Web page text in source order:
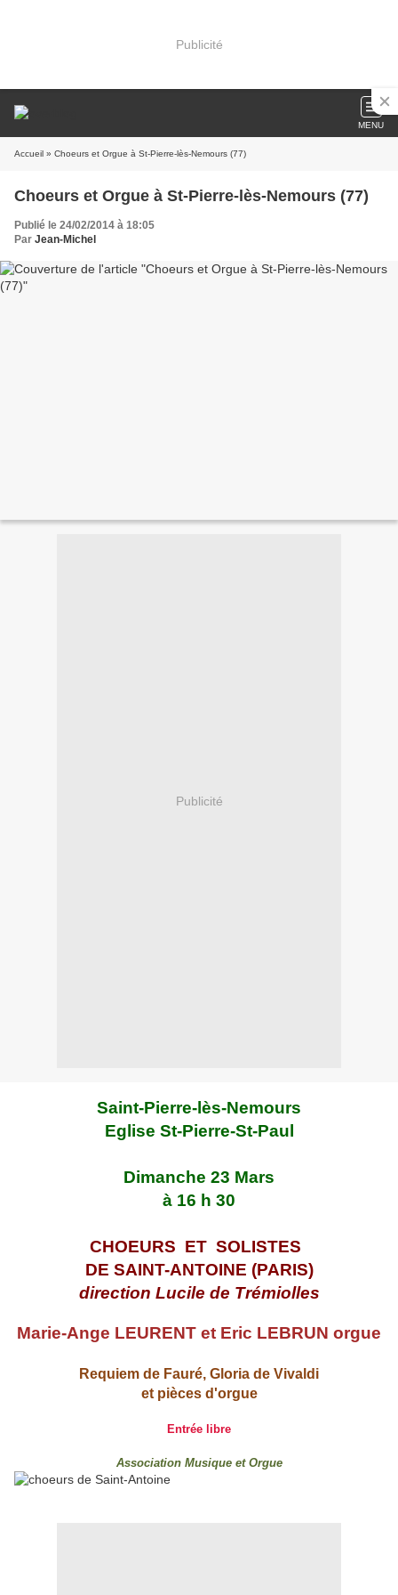
Publicité
MENU
Accueil » Choeurs et Orgue à St-Pierre-lès-Nemours (77)
Choeurs et Orgue à St-Pierre-lès-Nemours (77)
Publié le 24/02/2014 à 18:05
Par Jean-Michel
Publicité
Saint-Pierre-lès-Nemours
Eglise St-Pierre-St-Paul
Dimanche 23 Mars
à 16 h 30
CHOEURS ET SOLISTES
DE SAINT-ANTOINE (PARIS)
direction Lucile de Trémiolles
Marie-Ange LEURENT et Eric LEBRUN orgue
Requiem de Fauré, Gloria de Vivaldi
et pièces d'orgue
Entrée libre
Association Musique et Orgue